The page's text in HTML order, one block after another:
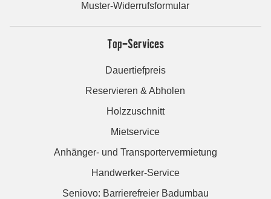
Muster-Widerrufsformular
Top-Services
Dauertiefpreis
Reservieren & Abholen
Holzzuschnitt
Mietservice
Anhänger- und Transportervermietung
Handwerker-Service
Seniovo: Barrierefreier Badumbau